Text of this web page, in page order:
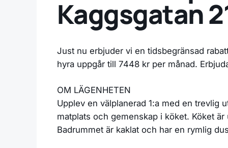
Kaggsgatan
Just nu erbjuder vi en tidsbegränsad
hyra uppgår till 7448 kr per månad.
OM LÄGENHETEN
Upplev en välplanerad 1:a med en trevlig
matplats och gemenskap i köket. Köket
Badrummet är kaklat och har en rymlig